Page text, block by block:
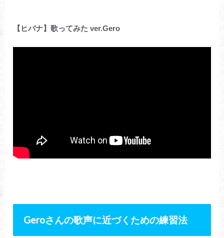
【ヒバナ】歌ってみた ver.Gero
Geroさんの歌声に近づくための練習法